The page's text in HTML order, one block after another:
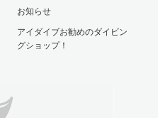
お知らせ
アイダイブお勧めのダイビン
グショップ！